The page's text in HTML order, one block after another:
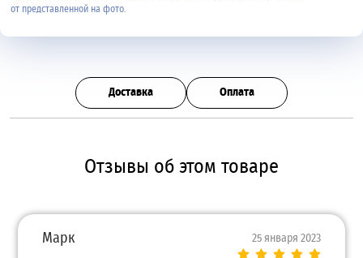
от представленной на фото.
Доставка Оплата
Отзывы об этом товаре
Марк 25 января 2023